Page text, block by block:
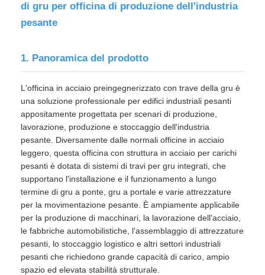
Prodotti
Controllo della qualità
Contattaci
Notizie
Casi
Blog
di gru per officina di produzione dell'industria
pesante
1. Panoramica del prodotto
L'officina in acciaio preingegnerizzato con trave della gru è
una soluzione professionale per edifici industriali pesanti
appositamente progettata per scenari di produzione,
lavorazione, produzione e stoccaggio dell'industria
pesante. Diversamente dalle normali officine in acciaio
leggero, questa officina con struttura in acciaio per carichi
pesanti è dotata di sistemi di travi per gru integrati, che
supportano l'installazione e il funzionamento a lungo
termine di gru a ponte, gru a portale e varie attrezzature
per la movimentazione pesante. È ampiamente applicabile
per la produzione di macchinari, la lavorazione dell'acciaio,
le fabbriche automobilistiche, l'assemblaggio di attrezzature
pesanti, lo stoccaggio logistico e altri settori industriali
pesanti che richiedono grande capacità di carico, ampio
spazio ed elevata stabilità strutturale.